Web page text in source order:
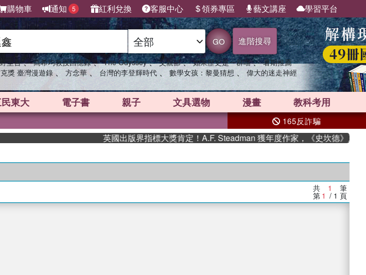
購物車 通知 5 紅利兌換 客服中心 領券專區 藝文講座 學習平台
GO 進階搜尋
圭吾 、 高希均教授回憶錄 、 The Odyssey 、 父親節 、 如果歷史是一群喵 、 暑期推薦
獎 臺灣漫遊錄 、 方念華 、 台灣的李登輝時代 、 數學女孩：黎曼猜想 、 偉大的迷走神經
東大 電子書 親子 文具選物 漫畫 教科考用
165反詐騙
英國出版界指標大獎肯定！A.F. Steadman 獲年度作家，《史坎德》系列帶
共 1 筆
第 1 / 1 頁